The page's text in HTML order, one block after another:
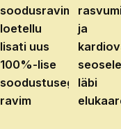
soodusravimite
loetellu
lisati uus
100%-lise
soodustusega
ravim
ja
seosele
läbi